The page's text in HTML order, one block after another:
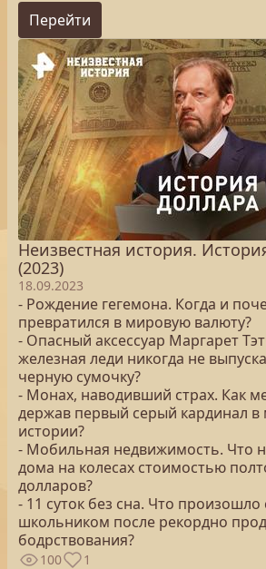
Перейти
Неизвестная история.
(2023)
18.09.2023
- Рождение гегемона. Когда и
превратился в мировую валюту?
- Опасный аксессуар Маргарет
железная леди никогда не
черную сумочку?
- Монах, наводивший страх. Как
держав первый серый кардинал
истории?
- Мобильная недвижимость. Что
дома на колесах стоимостью
долларов?
- 11 суток без сна. Что
школьником после рекордно
бодрствования?
100 1